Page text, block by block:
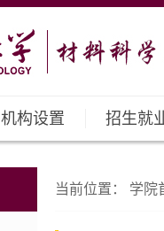
机构设置 招生就
当前位置： 学院